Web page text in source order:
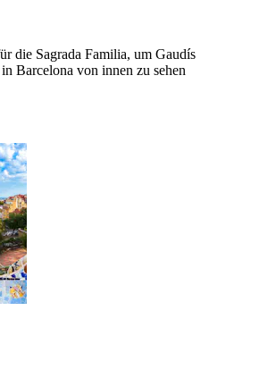
die Sagrada Familia, um Gaudís
Barcelona von innen zu sehen